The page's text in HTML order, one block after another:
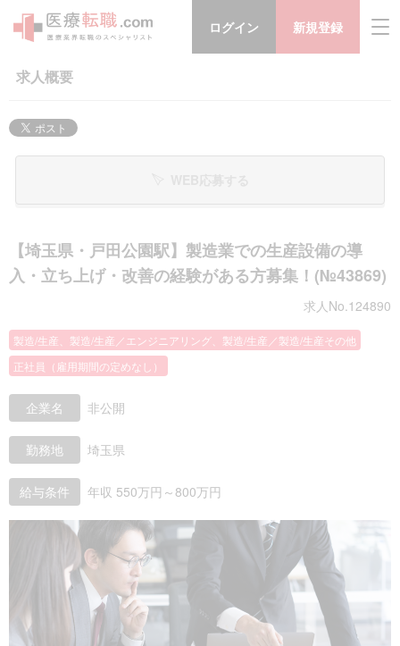
ログイン 新規登録
求人概要
【埼玉県・戸田公園駅】製造業での生産設備の導
入・立ち上げ・改善の経験がある方募集！(№43869)
求人No.124890
製造/生産、製造/生産／エンジニアリング、製造/生産／製造/生産その他
正社員（雇用期間の定めなし）
企業名 非公開
勤務地 埼玉県
給与条件 年収 550万円～800万円